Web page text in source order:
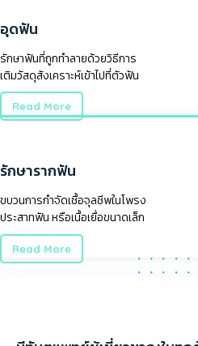
อุดฟัน
รักษาฟันที่ถูกทำลายด้วยวิธีการ
เติมวัสดุสังเคราะห์เข้าไปที่ตัวฟัน
Read More
รักษารากฟัน
ขบวนการกำจัดเชื้อจุลชีพในโพรง
ประสาทฟัน หรือเนื้อเยื่อขนาดเล็ก
Read More